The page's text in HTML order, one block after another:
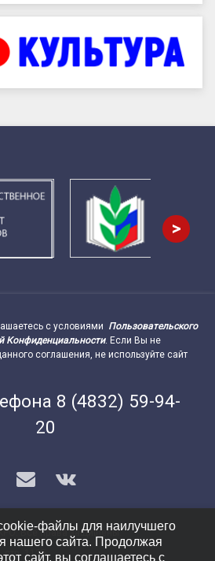
>
с условиями Пользовательского
Конфиденциальности. Если Вы не
соглашения, не используйте сайт
8 (4832) 59-94-
20
E-mail
VK
Все права защищены.
стр. 112Б
файлы для наилучшего
нашего сайта. Продолжая
сайт, вы соглашаетесь с